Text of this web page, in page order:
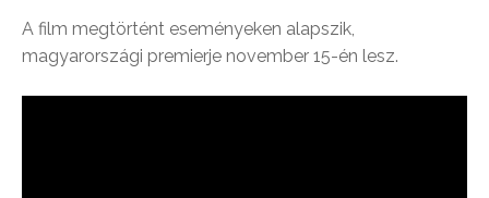
A film megtörtént eseményeken alapszik,
magyarországi premierje november 15-én lesz.